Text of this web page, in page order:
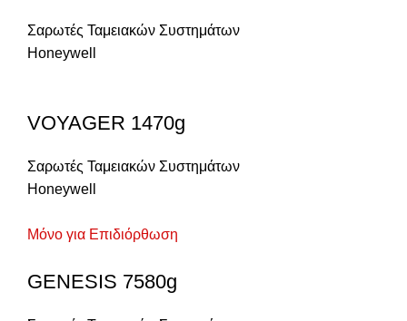
Σαρωτές Ταμειακών Συστημάτων
Honeywell
VOYAGER 1470g
Σαρωτές Ταμειακών Συστημάτων
Honeywell
Μόνο για Επιδιόρθωση
GENESIS 7580g